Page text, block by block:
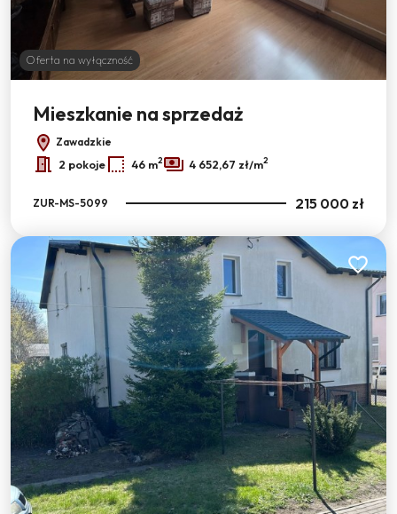
Oferta na wyłączność
Mieszkanie na sprzedaż
Zawadzkie
2 pokoje 46 m2 4 652,67 zł/m2
ZUR-MS-5099 215 000 zł
Dodaj